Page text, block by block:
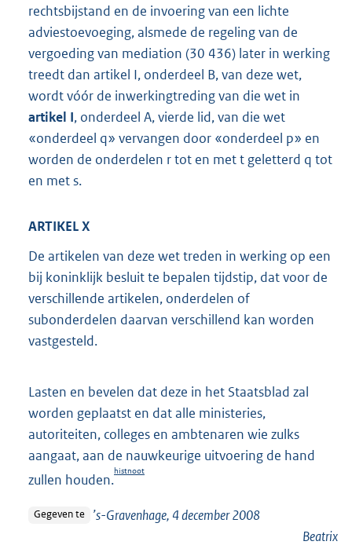
rechtsbijstand en de invoering van een lichte
adviestoevoeging, alsmede de regeling van de
vergoeding van mediation (30 436) later in werking
treedt dan artikel I, onderdeel B, van deze wet,
wordt vóór de inwerkingtreding van die wet in
artikel I, onderdeel A, vierde lid, van die wet
«onderdeel q» vervangen door «onderdeel p» en
worden de onderdelen r tot en met t geletterd q tot
en met s.
ARTIKEL X
De artikelen van deze wet treden in werking op een
bij koninklijk besluit te bepalen tijdstip, dat voor de
verschillende artikelen, onderdelen of
subonderdelen daarvan verschillend kan worden
vastgesteld.
Lasten en bevelen dat deze in het Staatsblad zal
worden geplaatst en dat alle ministeries,
autoriteiten, colleges en ambtenaren wie zulks
aangaat, aan de nauwkeurige uitvoering de hand
zullen houden.
histnoot
Gegeven te
’s-Gravenhage, 4 december 2008
Beatrix